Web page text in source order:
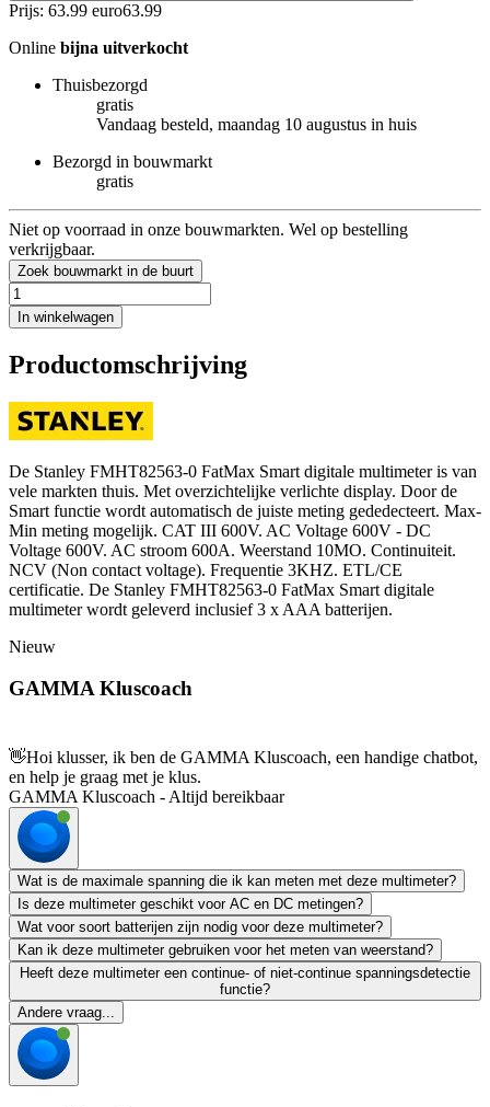
Prijs: 63.99 euro63.99
Online bijna uitverkocht
Thuisbezorgd
gratis
Vandaag besteld, maandag 10 augustus in huis
Bezorgd in bouwmarkt
gratis
Niet op voorraad in onze bouwmarkten. Wel op bestelling
verkrijgbaar.
Zoek bouwmarkt in de buurt
In winkelwagen
Productomschrijving
De Stanley FMHT82563-0 FatMax Smart digitale multimeter is van
vele markten thuis. Met overzichtelijke verlichte display. Door de
Smart functie wordt automatisch de juiste meting gededecteert. Max-
Min meting mogelijk. CAT III 600V. AC Voltage 600V - DC
Voltage 600V. AC stroom 600A. Weerstand 10MO. Continuiteit.
NCV (Non contact voltage). Frequentie 3KHZ. ETL/CE
certificatie. De Stanley FMHT82563-0 FatMax Smart digitale
multimeter wordt geleverd inclusief 3 x AAA batterijen.
Nieuw
GAMMA Kluscoach
👋Hoi klusser, ik ben de GAMMA Kluscoach, een handige chatbot,
en help je graag met je klus.
GAMMA Kluscoach - Altijd bereikbaar
Wat is de maximale spanning die ik kan meten met deze multimeter?
Is deze multimeter geschikt voor AC en DC metingen?
Wat voor soort batterijen zijn nodig voor deze multimeter?
Kan ik deze multimeter gebruiken voor het meten van weerstand?
Heeft deze multimeter een continue- of niet-continue spanningsdetectie
functie?
Andere vraag...